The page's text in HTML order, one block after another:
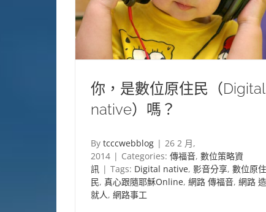
你，是數位原住民（Digital
native）嗎？
By tcccwebblog | 26 2 月,
2014 | Categories: 傳福音, 數位策略資
訊 | Tags: Digital native, 影音分享, 數位原住
民, 真心跟隨耶穌Online, 網路 傳福音, 網路 造
就人, 網路事工